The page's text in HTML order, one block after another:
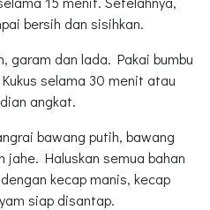
bersih dan sisihkan.
garam dan lada. Pakai bumbu
selama 30 menit atau
angkat.
bawang putih, bawang
jahe. Haluskan semua bahan
kecap manis, kecap
siap disantap.